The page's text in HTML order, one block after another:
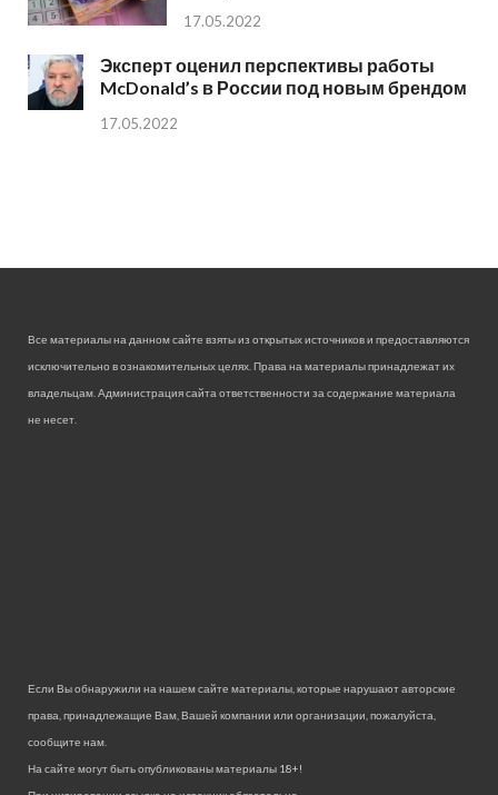
17.05.2022
Эксперт оценил перспективы работы
McDonald’s в России под новым брендом
17.05.2022
Все материалы на данном сайте взяты из открытых источников и предоставляются
исключительно в ознакомительных целях. Права на материалы принадлежат их
владельцам. Администрация сайта ответственности за содержание материала
не несет.
Если Вы обнаружили на нашем сайте материалы, которые нарушают авторские
права, принадлежащие Вам, Вашей компании или организации, пожалуйста,
сообщите нам.
На сайте могут быть опубликованы материалы 18+!